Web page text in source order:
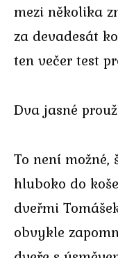
mezi několika
za devadesát
ten večer test
Dva jasné
To není
hluboko do
dveřmi
obvykle